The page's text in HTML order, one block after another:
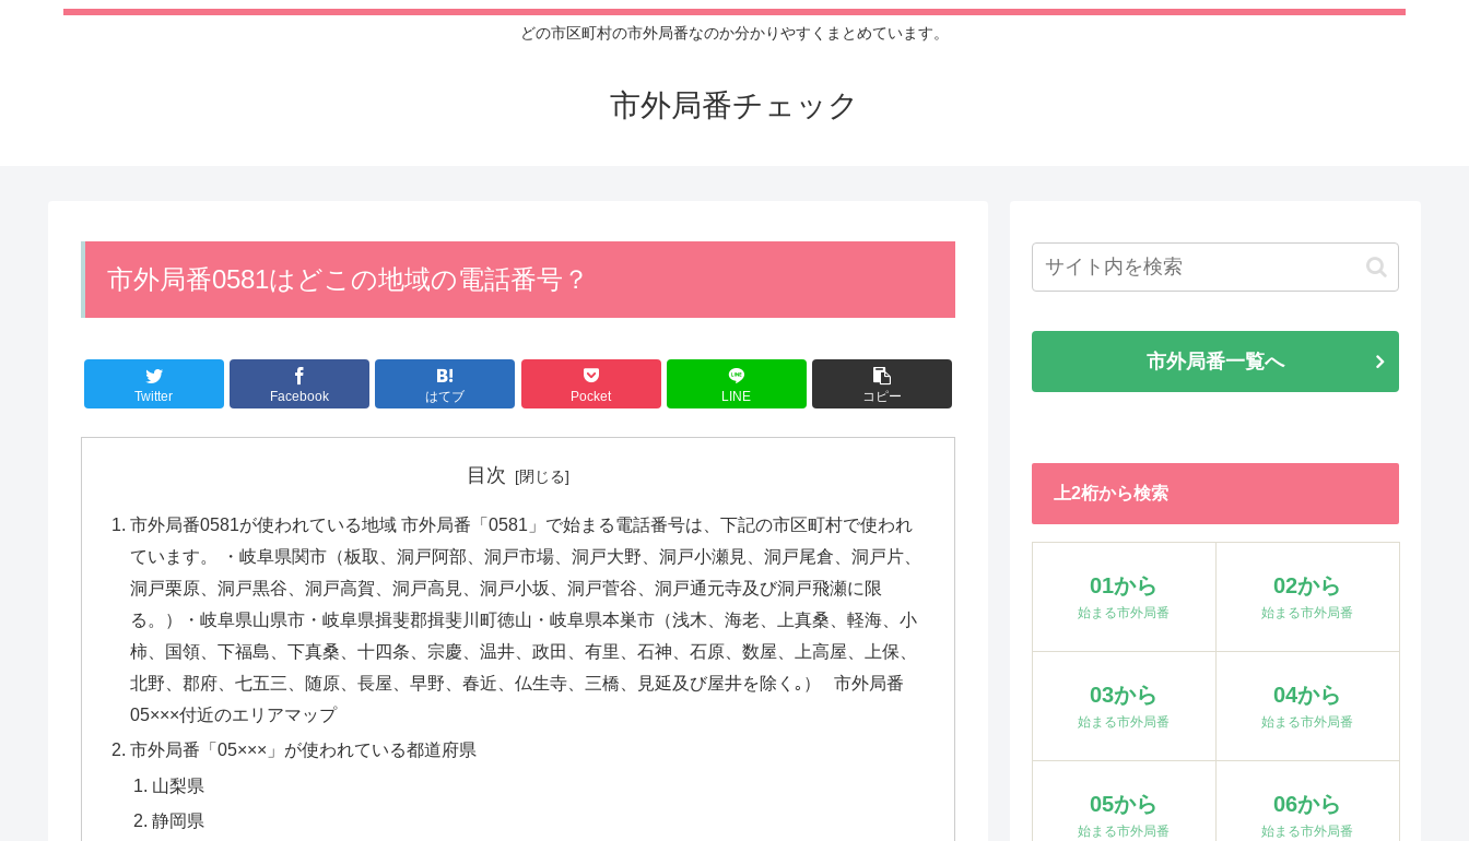
どの市区町村の市外局番なのか分かりやすくまとめています。
市外局番チェック
市外局番0581はどこの地域の電話番号？
Twitter Facebook はてブ Pocket LINE コピー
目次
市外局番0581が使われている地域 市外局番「0581」で始まる電話番号は、下記の市区町村で使われ
ています。 ・岐阜県関市（板取、洞戸阿部、洞戸市場、洞戸大野、洞戸小瀬見、洞戸尾倉、洞戸片、
洞戸栗原、洞戸黒谷、洞戸高賀、洞戸高見、洞戸小坂、洞戸菅谷、洞戸通元寺及び洞戸飛瀬に限
る。）・岐阜県山県市・岐阜県揖斐郡揖斐川町徳山・岐阜県本巣市（浅木、海老、上真桑、軽海、小
柿、国領、下福島、下真桑、十四条、宗慶、温井、政田、有里、石神、石原、数屋、上高屋、上保、
北野、郡府、七五三、随原、長屋、早野、春近、仏生寺、三橋、見延及び屋井を除く｡） 市外局番
05×××付近のエリアマップ
市外局番「05×××」が使われている都道府県
山梨県
静岡県
市外局番一覧へ
上2桁から検索
01から
始まる市外局番
02から
始まる市外局番
03から
始まる市外局番
04から
始まる市外局番
05から
始まる市外局番
06から
始まる市外局番